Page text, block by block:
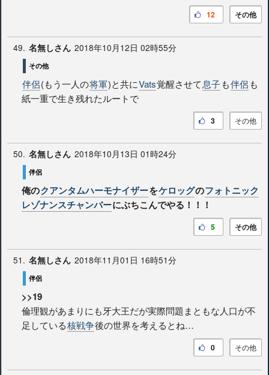
その他
12
49. 名無しさん 2018年10月12日 02時55分
その他
伴侶(もう一人の将軍)と共にVats覚醒させて息子も伴侶 も
紙一重で生き残れたルートで
その他
3
50. 名無しさん 2018年10月13日 01時24分
伴侶
俺のクアンタムハーモナイザーをケロッグのフォトニック
レゾナンスチャンバーにぶちこんでやる！！！
その他
5
51. 名無しさん 2018年11月01日 16時51分
伴侶
>>19
倫理観があまりにも牙大王だが実際問題まともな人口が不
足している核戦争後の世界を考えるとね…
その他
0